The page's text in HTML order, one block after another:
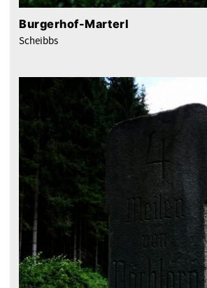
Burgerhof-Marterl
Scheibbs